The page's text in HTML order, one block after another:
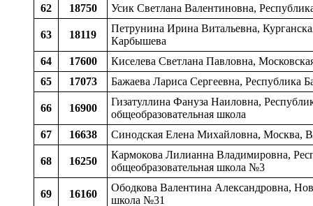
62 18750 Усик Светлана Валентиновна,
63 18119
Петрунина Ирина Витальевна,
Карбышева
64
17600
Киселева Светлана Павловна,
65
17073 Бажаева Лариса Сергеевна, Республика
66 16900
Гизатуллина Фануза Наиловна,
общеобразовательная школа
67
16638 Синодская Елена Михайловна, Москва,
68 16250
Кармокова Лилианна Владимировна,
общеобразовательная школа №3
69 16160
Ободкова Валентина Александровна,
школа №31